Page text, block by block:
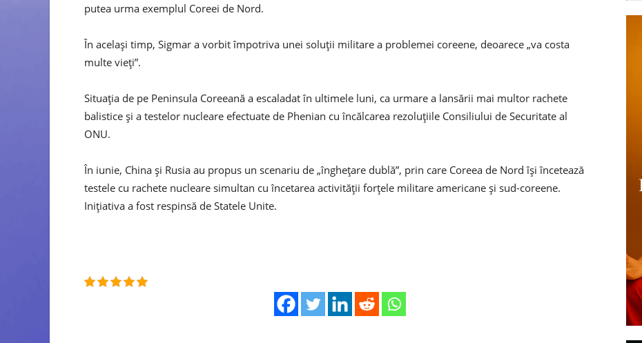
putea urma exemplul Coreei de Nord.
În același timp, Sigmar a vorbit împotriva unei soluții militare a problemei coreene, deoarece „va costa
multe vieți”.
Situația de pe Peninsula Coreeană a escaladat în ultimele luni, ca urmare a lansării mai multor rachete
balistice și a testelor nucleare efectuate de Phenian cu încălcarea rezoluțiile Consiliului de Securitate al
ONU.
În iunie, China și Rusia au propus un scenariu de „înghețare dublă”, prin care Coreea de Nord își încetează
testele cu rachete nucleare simultan cu încetarea activității forțele militare americane și sud-coreene.
Inițiativa a fost respinsă de Statele Unite.